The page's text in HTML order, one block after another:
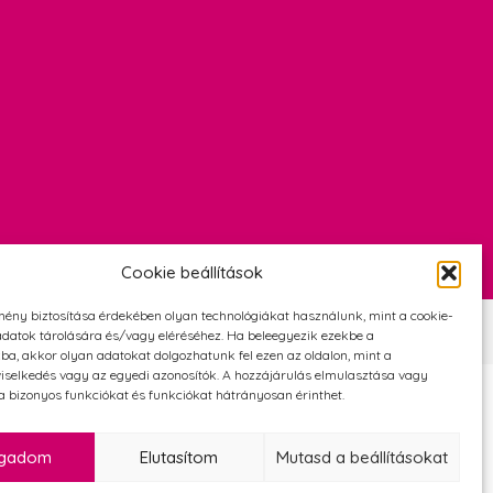
Cookie beállítások
biztosítása érdekében olyan technológiákat használunk, mint a cookie-
tárolására és/vagy eléréséhez. Ha beleegyezik ezekbe a
akkor olyan adatokat dolgozhatunk fel ezen az oldalon, mint a
vagy az egyedi azonosítók. A hozzájárulás elmulasztása vagy
bizonyos funkciókat és funkciókat hátrányosan érinthet.
Elutasítom Mutasd a beállításokat
FeltételekAdatvédelmi és cookie tájékoztató